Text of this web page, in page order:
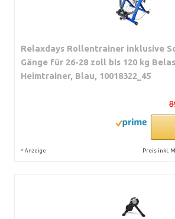
Relaxdays Rollentrainer inklusive
Gänge für 26-28 zoll bis 120 kg
Heimtrainer, Blau, 10018322_45
* Anzeige Preis inkl.